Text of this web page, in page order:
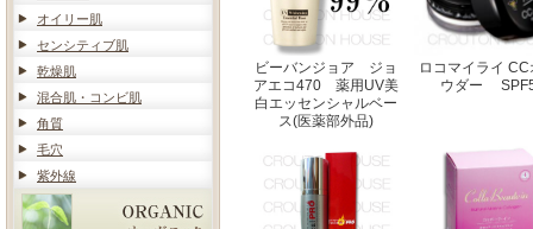
オイリー肌
センシティブ肌
乾燥肌
混合肌・コンビ肌
角質
毛穴
紫外線
ビーバンジョア ジョ
アエコ470 薬用UV美
白エッセンシャルベー
ス(医薬部外品)
ロコマイライ
ウダー